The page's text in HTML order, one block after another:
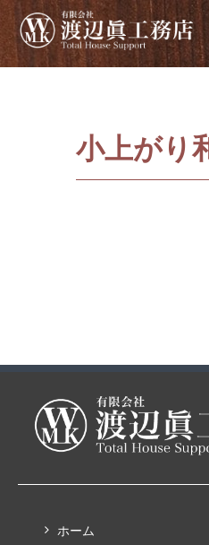
小上がり
ホーム